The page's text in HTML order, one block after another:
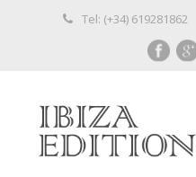
Tel: (+34) 619281862